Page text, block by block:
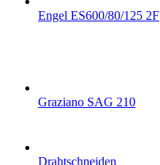
Engel ES600/80/125 2F
Graziano SAG 210
Drahtschneiden